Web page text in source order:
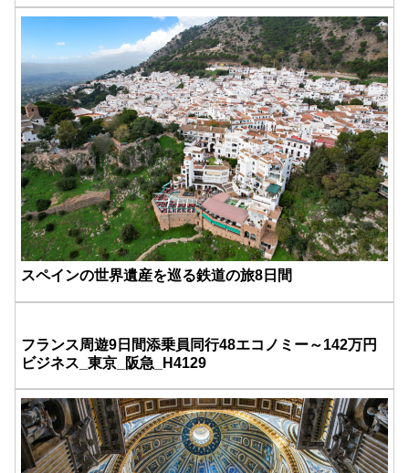
スペインの世界遺産を巡る鉄道の旅8日間
フランス周遊9日間添乗員同行48エコノミー～142万円
ビジネス_東京_阪急_H4129